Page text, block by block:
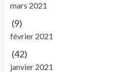
mars 2021
(9)
février 2021
(42)
janvier 2021